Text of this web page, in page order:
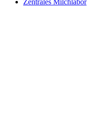
Zentrales Milchlabor